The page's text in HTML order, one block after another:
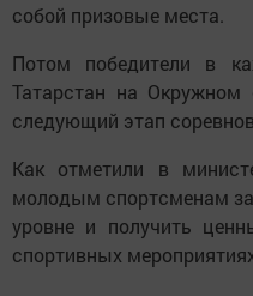
собой призовые места.
Потом победители в
Татарстан на Окружном
следующий этап
Как отметили в
молодым спортсменам
уровне и получить
спортивных